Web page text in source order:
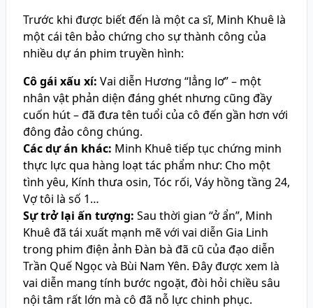
Trước khi được biết đến là một ca sĩ, Minh Khuê là
một cái tên bảo chứng cho sự thành công của
nhiều dự án phim truyền hình:
Cô gái xấu xí: Vai diễn Hương “lẳng lơ” – một
nhân vật phản diện đáng ghét nhưng cũng đầy
cuốn hút – đã đưa tên tuổi của cô đến gần hơn với
đông đảo công chúng.
Các dự án khác: Minh Khuê tiếp tục chứng minh
thực lực qua hàng loạt tác phẩm như: Cho một
tình yêu, Kính thưa osin, Tóc rối, Váy hồng tầng 24,
Vợ tôi là số 1…
Sự trở lại ấn tượng: Sau thời gian “ở ẩn”, Minh
Khuê đã tái xuất mạnh mẽ với vai diễn Gia Linh
trong phim điện ảnh Đàn bà đã cũ của đạo diễn
Trần Quế Ngọc và Bùi Nam Yên. Đây được xem là
vai diễn mang tính bước ngoặt, đòi hỏi chiều sâu
nội tâm rất lớn mà cô đã nỗ lực chinh phục.